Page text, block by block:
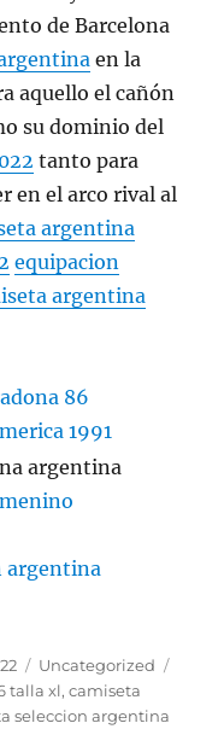
de Barcelona
en la
aquello el cañón
su dominio del
tanto para
en el arco rival al
argentina
equipacion
argentina
Categorías
Uncategorized
talla xl,camiseta
seleccion argentina